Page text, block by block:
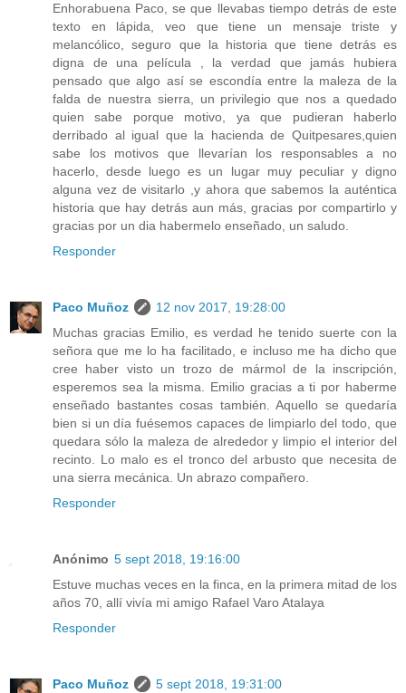
Enhorabuena Paco, se que llevabas tiempo detrás de este
texto en lápida, veo que tiene un mensaje triste y
melancólico, seguro que la historia que tiene detrás es
digna de una película , la verdad que jamás hubiera
pensado que algo así se escondía entre la maleza de la
falda de nuestra sierra, un privilegio que nos a quedado
quien sabe porque motivo, ya que pudieran haberlo
derribado al igual que la hacienda de Quitpesares,quien
sabe los motivos que llevarían los responsables a no
hacerlo, desde luego es un lugar muy peculiar y digno
alguna vez de visitarlo ,y ahora que sabemos la auténtica
historia que hay detrás aun más, gracias por compartirlo y
gracias por un dia habermelo enseñado, un saludo.
Responder
Paco Muñoz
12 nov 2017, 19:28:00
Muchas gracias Emilio, es verdad he tenido suerte con la
señora que me lo ha facilitado, e incluso me ha dicho que
cree haber visto un trozo de mármol de la inscripción,
esperemos sea la misma. Emilio gracias a ti por haberme
enseñado bastantes cosas también. Aquello se quedaría
bien si un día fuésemos capaces de limpiarlo del todo, que
quedara sólo la maleza de alrededor y limpio el interior del
recinto. Lo malo es el tronco del arbusto que necesita de
una sierra mecánica. Un abrazo compañero.
Responder
Anónimo 5 sept 2018, 19:16:00
Estuve muchas veces en la finca, en la primera mitad de los
años 70, allí vivía mi amigo Rafael Varo Atalaya
Responder
Paco Muñoz
5 sept 2018, 19:31:00